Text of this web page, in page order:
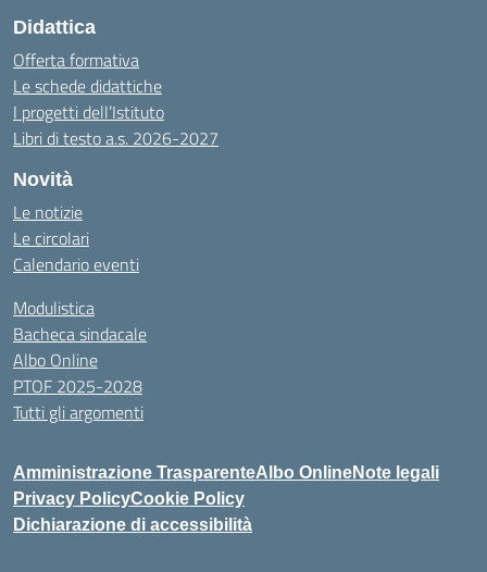
Didattica
Offerta formativa
Le schede didattiche
I progetti dell’Istituto
Libri di testo a.s. 2026-2027
Novità
Le notizie
Le circolari
Calendario eventi
Modulistica
Bacheca sindacale
Albo Online
PTOF 2025-2028
Tutti gli argomenti
Amministrazione TrasparenteAlbo OnlineNote legali
Privacy PolicyCookie Policy
Dichiarazione di accessibilità